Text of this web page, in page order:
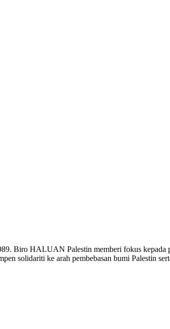
Biro HALUAN Palestin memberi fokus kepada
solidariti ke arah pembebasan bumi Palestin